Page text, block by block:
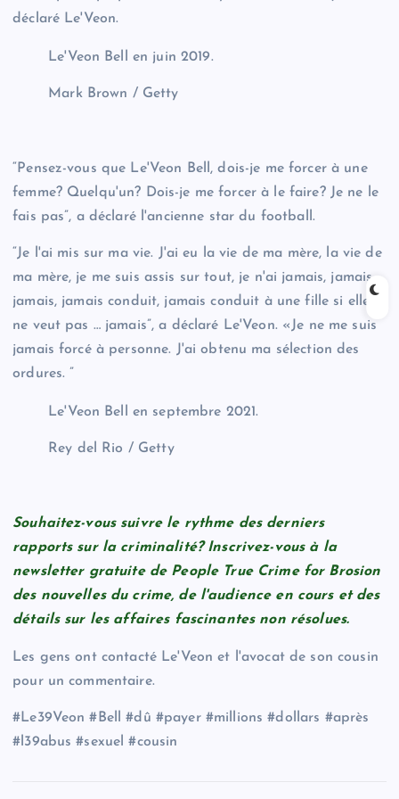
déclaré Le'Veon.
Le'Veon Bell en juin 2019.
Mark Brown / Getty
“Pensez-vous que Le'Veon Bell, dois-je me forcer à une
femme? Quelqu'un? Dois-je me forcer à le faire? Je ne le
fais pas”, a déclaré l'ancienne star du football.
“Je l'ai mis sur ma vie. J'ai eu la vie de ma mère, la vie de
ma mère, je me suis assis sur tout, je n'ai jamais, jamais,
jamais, jamais conduit, jamais conduit à une fille si elle
ne veut pas … jamais”, a déclaré Le'Veon. «Je ne me suis
jamais forcé à personne. J'ai obtenu ma sélection des
ordures. ”
Le'Veon Bell en septembre 2021.
Rey del Rio / Getty
Souhaitez-vous suivre le rythme des derniers
rapports sur la criminalité? Inscrivez-vous à la
newsletter gratuite de People True Crime for Brosion
des nouvelles du crime, de l'audience en cours et des
détails sur les affaires fascinantes non résolues.
Les gens ont contacté Le'Veon et l'avocat de son cousin
pour un commentaire.
#Le39Veon #Bell #dû #payer #millions #dollars #après
#l39abus #sexuel #cousin